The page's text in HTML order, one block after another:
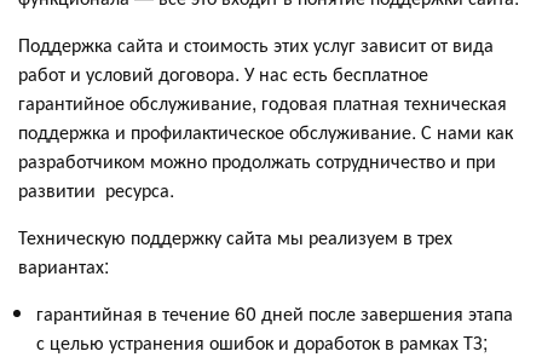
Поддержка сайта и стоимость этих услуг зависит от вида
работ и условий договора. У нас есть бесплатное
гарантийное обслуживание, годовая платная техническая
поддержка и профилактическое обслуживание. С нами как
разработчиком можно продолжать сотрудничество и при
развитии ресурса.
Техническую поддержку сайта мы реализуем в трех
вариантах:
гарантийная в течение 60 дней после завершения этапа
с целью устранения ошибок и доработок в рамках ТЗ;